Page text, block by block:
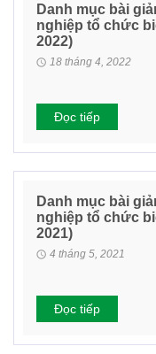
Danh mục bài
nghiệp tổ chức
2022)
18 tháng 4, 2022
Đọc tiếp
Danh mục bài
nghiệp tổ chức
2021)
4 tháng 5, 2021
Đọc tiếp